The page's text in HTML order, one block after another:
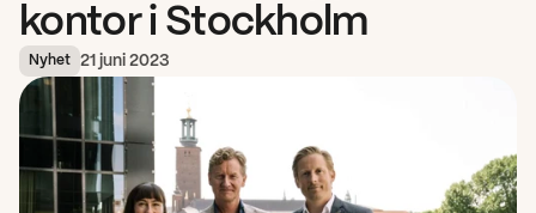
kontor i Stockholm
Nyhet 21 juni 2023